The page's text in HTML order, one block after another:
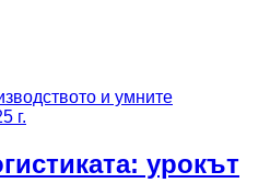
и умните
г.
урокът